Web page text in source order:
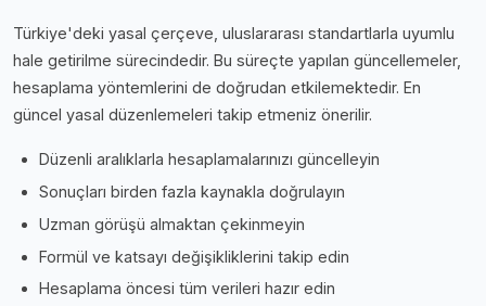
Türkiye'deki yasal çerçeve, uluslararası standartlarla uyumlu
hale getirilme sürecindedir. Bu süreçte yapılan güncellemeler,
hesaplama yöntemlerini de doğrudan etkilemektedir. En
güncel yasal düzenlemeleri takip etmeniz önerilir.
Düzenli aralıklarla hesaplamalarınızı güncelleyin
Sonuçları birden fazla kaynakla doğrulayın
Uzman görüşü almaktan çekinmeyin
Formül ve katsayı değişikliklerini takip edin
Hesaplama öncesi tüm verileri hazır edin